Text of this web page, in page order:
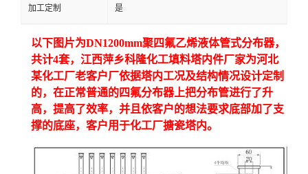
线
留
言
加工定制 是
以下图片为DN1200mm聚四氟乙烯液体管式分布器，
共计4套，江西萍乡科隆化工填料塔内件厂家为河北
某化工厂老客户厂依据塔内工况及结构情况设计定制
的，在正常普通的四氟分布器上把分布管进行了升
高，提高了效率，并且依客户的想法要求底部加了支
撑的底座，客户用于化工厂搪瓷塔内。